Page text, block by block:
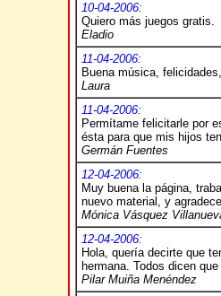
10-04-2006:
Quiero más juegos gratis.
Eladio
11-04-2006:
Buena música,
Laura
11-04-2006:
Permítame felicitarle por
ésta para que mis hijos
Germán Fuentes
12-04-2006:
Muy buena la página,
nuevo material, y
Mónica Vásquez
12-04-2006:
Hola, quería decirte que
hermana. Todos dicen
Pilar Muiña Menéndez